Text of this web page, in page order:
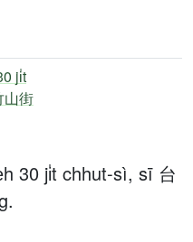
30 ji̍t chhut-sì, sī 台
ji̍t
山街